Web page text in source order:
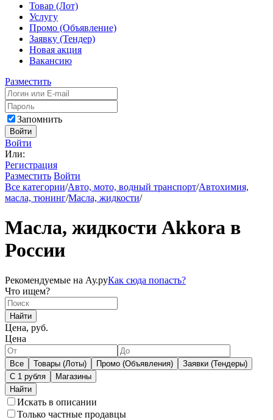
Товар (Лот)
Услугу
Промо (Объявление)
Заявку (Тендер)
Новая акция
Вакансию
Разместить
Запомнить
Войти
Войти
Или:
Регистрация
Разместить Войти
Все категории/Авто, мото, водный транспорт/Автохимия,
масла, тюнинг/Масла, жидкости/
Масла, жидкости Akkora в
России
Рекомендуемые на Ау.руКак сюда попасть?
Что ищем?
Найти
Цена, руб.
Цена
Все Товары (Лоты) Промо (Объявления)
Заявки (Тендеры)
С 1 рубля
Магазины
Искать в описании
Только частные продавцы